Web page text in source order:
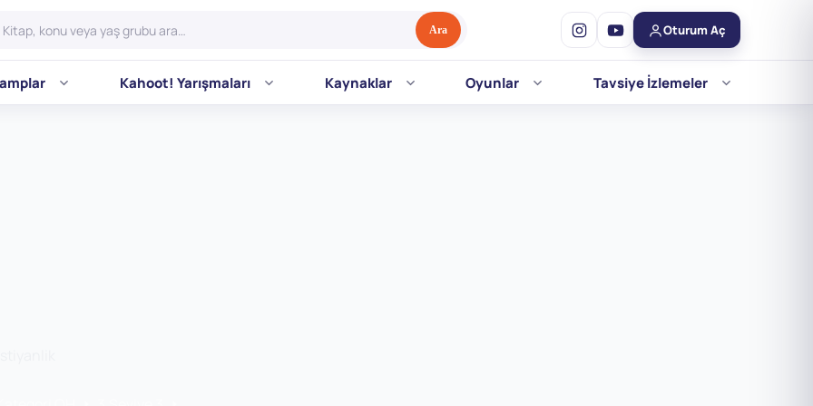
Ara Oturum Aç
Kahoot! Yarışmaları Kaynaklar Oyunlar Tavsiye İzlemeler